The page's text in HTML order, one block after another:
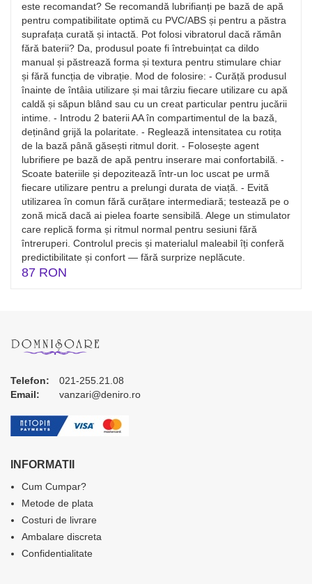
este recomandat? Se recomandă lubrifianți pe bază de apă
pentru compatibilitate optimă cu PVC/ABS și pentru a păstra
suprafața curată și intactă. Pot folosi vibratorul dacă rămân
fără baterii? Da, produsul poate fi întrebuințat ca dildo
manual și păstrează forma și textura pentru stimulare chiar
și fără funcția de vibrație. Mod de folosire: - Curăță produsul
înainte de întâia utilizare și mai târziu fiecare utilizare cu apă
caldă și săpun blând sau cu un creat particular pentru jucării
intime. - Introdu 2 baterii AA în compartimentul de la bază,
deținând grijă la polaritate. - Reglează intensitatea cu rotița
de la bază până găsești ritmul dorit. - Folosește agent
lubrifiere pe bază de apă pentru inserare mai confortabilă. -
Scoate bateriile și depozitează într-un loc uscat pe urmă
fiecare utilizare pentru a prelungi durata de viață. - Evită
utilizarea în comun fără curățare intermediară; testează pe o
zonă mică dacă ai pielea foarte sensibilă. Alege un stimulator
care replică forma și ritmul normal pentru sesiuni fără
întreruperi. Controlul precis și materialul maleabil îți conferă
predictibilitate și confort — fără surprize neplăcute.
87 RON
Telefon:
021-255.21.08
Email:
vanzari@deniro.ro
INFORMATII
Cum Cumpar?
Metode de plata
Costuri de livrare
Ambalare discreta
Confidentialitate